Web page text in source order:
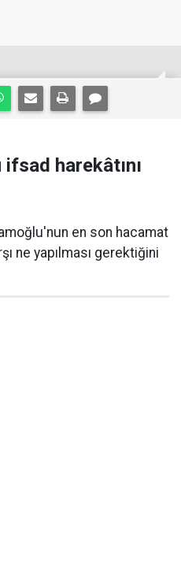
harekâtını
en son hacamat
ne yapılması gerektiğini